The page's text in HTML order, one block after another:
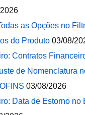
as Opções no
do Produto 03/08/
Contratos
de Nomenclatura
03/08/2026
Data de Estorno no